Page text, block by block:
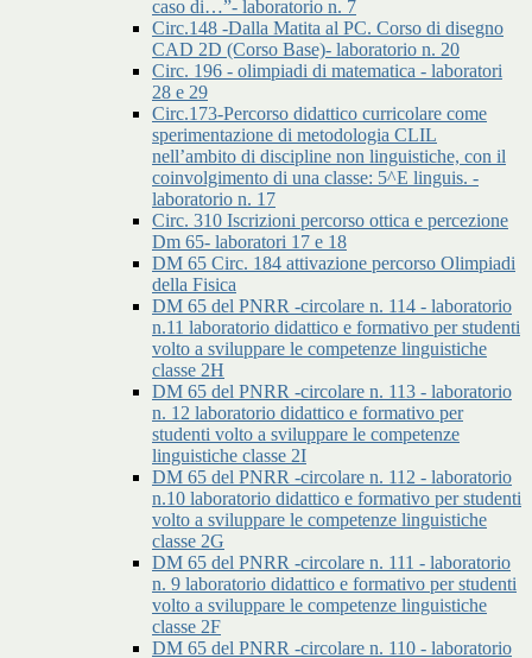
caso di…”- laboratorio n. 7
Circ.148 -Dalla Matita al PC. Corso di disegno
CAD 2D (Corso Base)- laboratorio n. 20
Circ. 196 - olimpiadi di matematica - laboratori
28 e 29
Circ.173-Percorso didattico curricolare come
sperimentazione di metodologia CLIL
nell’ambito di discipline non linguistiche, con il
coinvolgimento di una classe: 5^E linguis. -
laboratorio n. 17
Circ. 310 Iscrizioni percorso ottica e percezione
Dm 65- laboratori 17 e 18
DM 65 Circ. 184 attivazione percorso Olimpiadi
della Fisica
DM 65 del PNRR -circolare n. 114 - laboratorio
n.11 laboratorio didattico e formativo per studenti
volto a sviluppare le competenze linguistiche
classe 2H
DM 65 del PNRR -circolare n. 113 - laboratorio
n. 12 laboratorio didattico e formativo per
studenti volto a sviluppare le competenze
linguistiche classe 2I
DM 65 del PNRR -circolare n. 112 - laboratorio
n.10 laboratorio didattico e formativo per studenti
volto a sviluppare le competenze linguistiche
classe 2G
DM 65 del PNRR -circolare n. 111 - laboratorio
n. 9 laboratorio didattico e formativo per studenti
volto a sviluppare le competenze linguistiche
classe 2F
DM 65 del PNRR -circolare n. 110 - laboratorio